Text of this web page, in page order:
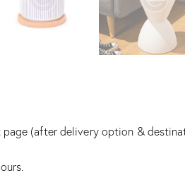
(after delivery option &